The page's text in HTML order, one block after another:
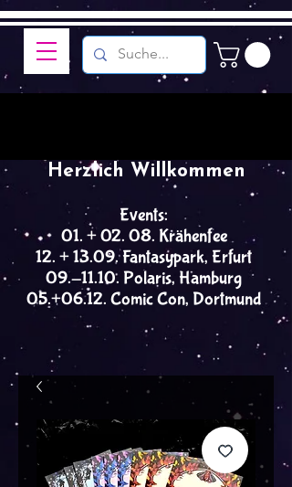
Events:
01. + 02. 08. Krähenfee
12. + 13.09. Fantasypark, Erfurt
09.-11.10. Polaris, Hamburg
05.+06.12. Comic Con, Dortmund
Herzlich Willkommen